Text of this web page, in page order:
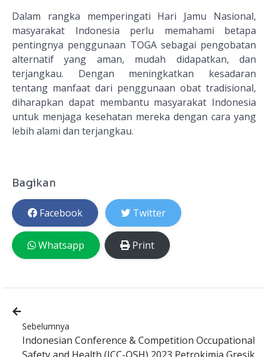
Dalam rangka memperingati Hari Jamu Nasional,
masyarakat Indonesia perlu memahami betapa
pentingnya penggunaan TOGA sebagai pengobatan
alternatif yang aman, mudah didapatkan, dan
terjangkau. Dengan meningkatkan kesadaran
tentang manfaat dari penggunaan obat tradisional,
diharapkan dapat membantu masyarakat Indonesia
untuk menjaga kesehatan mereka dengan cara yang
lebih alami dan terjangkau.
Bagikan
Facebook Twitter
Whatsapp Print
Sebelumnya
Indonesian Conference & Competition Occupational